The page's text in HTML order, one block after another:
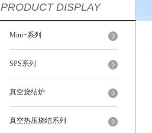
PRODUCT DISPLAY
Mini+系列
SPS系列
真空烧结炉
真空热压烧结系列